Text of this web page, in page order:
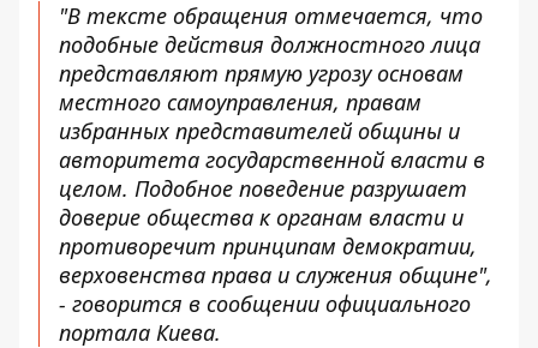
"В тексте обращения отмечается, что
подобные действия должностного лица
представляют прямую угрозу основам
местного самоуправления, правам
избранных представителей общины и
авторитета государственной власти в
целом. Подобное поведение разрушает
доверие общества к органам власти и
противоречит принципам демократии,
верховенства права и служения общине",
- говорится в сообщении официального
портала Киева.